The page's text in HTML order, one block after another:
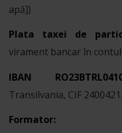
apă])
Plata taxei de
virament bancar în
IBAN
Transilvania, CIF
Formator: